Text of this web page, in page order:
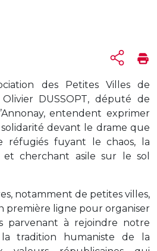
des Petites Villes de
DUSSOPT, député de
entendent exprimer
devant le drame que
réfugiés fuyant le chaos, la
cherchant asile sur le sol
notamment de petites villes,
première ligne pour organiser
parvenant à rejoindre notre
tradition humaniste de la